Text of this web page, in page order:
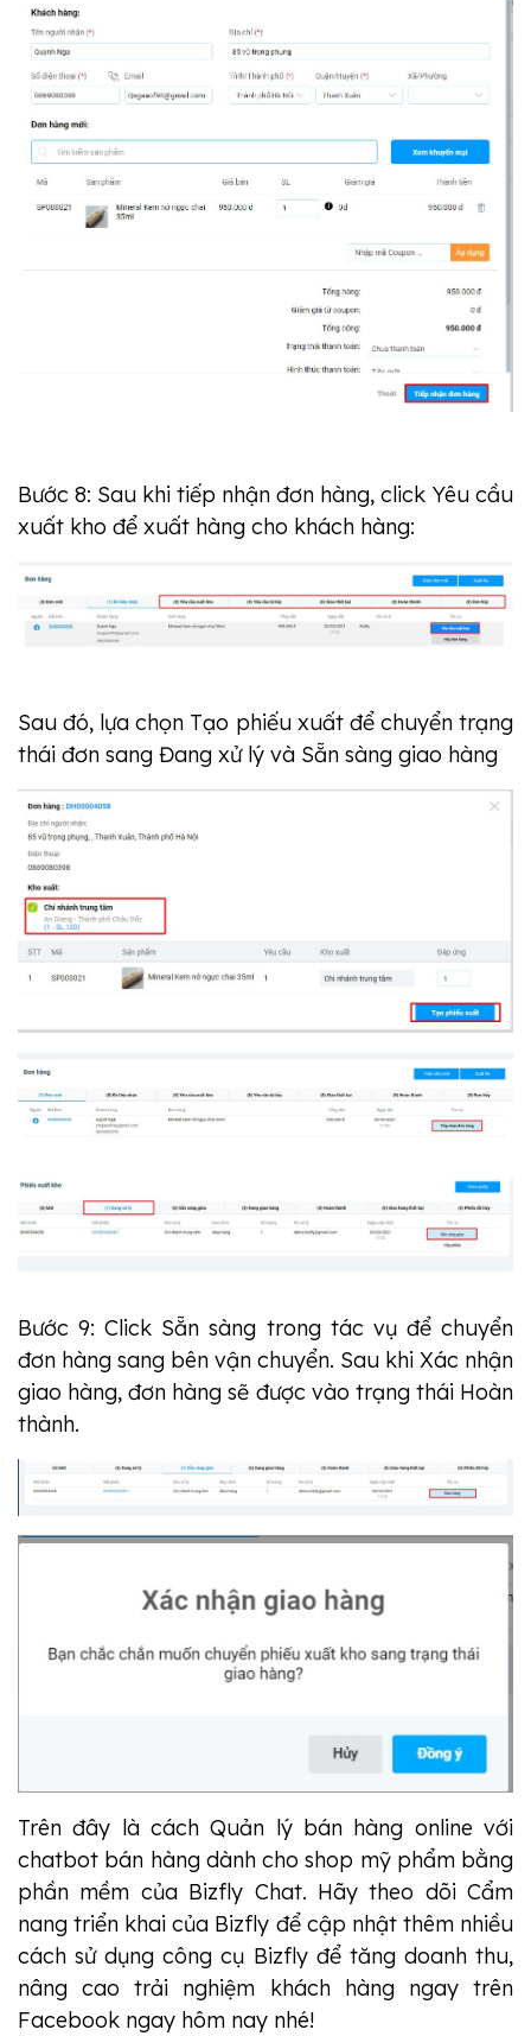
Bước 8: Sau khi tiếp nhận đơn hàng, click Yêu cầu
xuất kho để xuất hàng cho khách hàng:
Sau đó, lựa chọn Tạo phiếu xuất để chuyển trạng
thái đơn sang Đang xử lý và Sẵn sàng giao hàng
Bước 9: Click Sẵn sàng trong tác vụ để chuyển
đơn hàng sang bên vận chuyển. Sau khi Xác nhận
giao hàng, đơn hàng sẽ được vào trạng thái Hoàn
thành.
Trên đây là cáchQuản lý bán hàng online với
chatbot bán hàng dành cho shop mỹ phẩm bằng
phần mềm của Bizfly Chat. Hãy theo dõi Cẩm
nang triển khai của Bizfly để cập nhật thêm nhiều
cách sử dụng công cụ Bizfly để tăng doanh thu,
nâng cao trải nghiệm khách hàng ngay trên
Facebook ngay hôm nay nhé!